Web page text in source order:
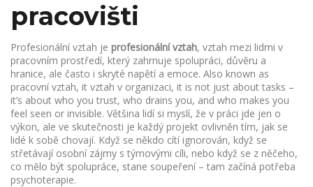
pracovišti
Profesionální vztah je profesionální vztah, vztah mezi lidmi v
pracovním prostředí, který zahrnuje spolupráci, důvěru a
hranice, ale často i skryté napětí a emoce. Also known as
pracovní vztah, it vztah v organizaci, it is not just about tasks –
it’s about who you trust, who drains you, and who makes you
feel seen or invisible. Většina lidí si myslí, že v práci jde jen o
výkon, ale ve skutečnosti je každý projekt ovlivněn tím, jak se
lidé k sobě chovají. Když se někdo cítí ignorován, když se
střetávají osobní zájmy s týmovými cíli, nebo když se z něčeho,
co mělo být spolupráce, stane soupeření – tam začíná potřeba
psychoterapie.